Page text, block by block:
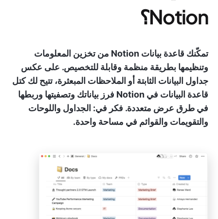
Notion؟
تمكّنك قاعدة بيانات Notion من تخزين المعلومات
وتنظيمها بطريقة منظمة وقابلة للتخصيص. على عكس
جداول البيانات الثابتة أو الملاحظات المبعثرة، تتيح لك كتل
قاعدة البيانات في Notion فرز بياناتك وتصفيتها وربطها
في طرق عرض متعددة. فكر في: الجداول واللوحات
والتقويمات والقوائم في مساحة واحدة.